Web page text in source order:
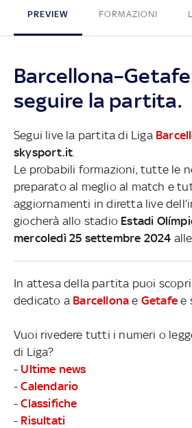
PREVIEW FORMAZIONI
seguire la partita.
Segui live la partita di Liga
skysport.it
Le probabili formazioni, tutte le
preparato al meglio al match e
aggiornamenti in diretta live
giocherà allo stadio Estadi
mercoledì 25 settembre 2024
In attesa della partita puoi
dedicato a Barcellona e Getafe e
Vuoi rivedere tutti i numeri o
di Liga?
- Ultime news
-Calendario
-Classifiche
- Risultati